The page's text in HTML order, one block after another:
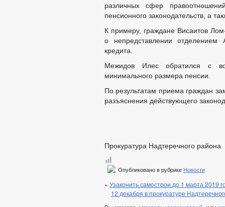
различных сфер
пенсионного законодательств, а
К примеру, граждане Висаитов
о непредставлении отделением
кредита.
Межидов Илес обратился с
минимального размера пенсии.
По результатам приема граждан
разъяснения действующего
Прокуратура Надтеречного района
Опубликовано в рубрике Новости
« Узаконить самострои до 1 марта 2019
12 декабря в прокуратуре